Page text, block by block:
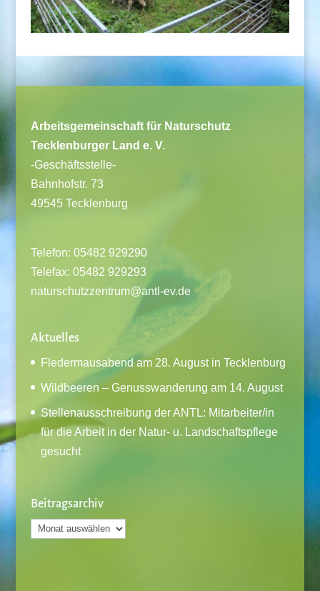
Arbeitsgemeinschaft für Naturschutz
Tecklenburger Land e. V.
-Geschäftsstelle-
Bahnhofstr. 73
49545 Tecklenburg
Telefon: 05482 929290
Telefax: 05482 929293
naturschutzzentrum@antl-ev.de
Aktuelles
Fledermausabend am 28. August in Tecklenburg
Wildbeeren – Genusswanderung am 14. August
Stellenausschreibung der ANTL: Mitarbeiter/in
für die Arbeit in der Natur- u. Landschaftspflege
gesucht
Beitragsarchiv
Beitragsarchiv